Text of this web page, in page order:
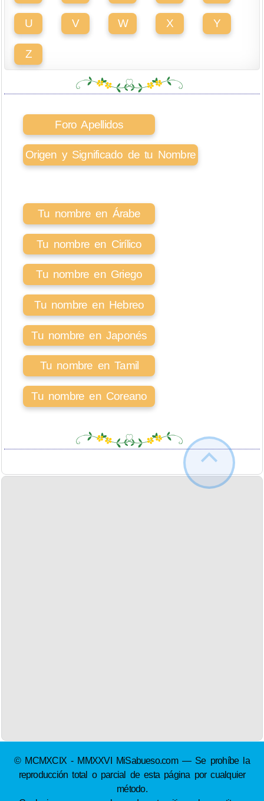
U V W X Y
Z
Foro Apellidos
Origen y Significado de tu Nombre
Tu nombre en Árabe
Tu nombre en Cirílico
Tu nombre en Griego
Tu nombre en Hebreo
Tu nombre en Japonés
Tu nombre en Tamil
Tu nombre en Coreano
© MCMXCIX - MMXXVI MiSabueso.com — Se prohíbe la
reproducción total o parcial de esta página por cualquier
método.